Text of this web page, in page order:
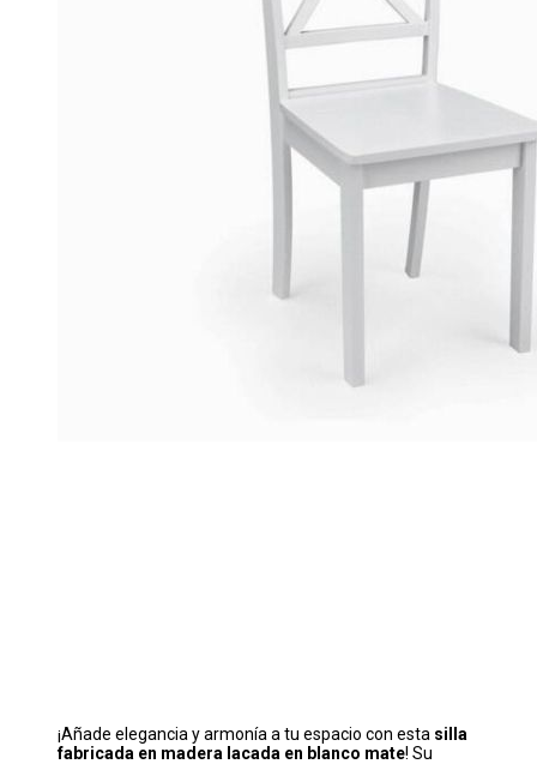
¡Añade elegancia y armonía a tu espacio con esta silla
fabricada en madera lacada en blanco mate! Su